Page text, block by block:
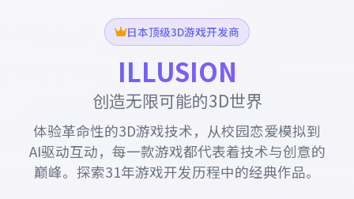
日本顶级3D游戏开发商
ILLUSION
创造无限可能的3D世界
体验革命性的3D游戏技术，从校园恋爱模拟到
AI驱动互动，每一款游戏都代表着技术与创意的
巅峰。探索31年游戏开发历程中的经典作品。